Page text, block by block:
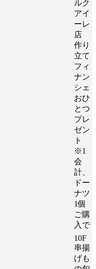
ルク
アイ
ーレ
店
作り
立て
フィ
ナン
シェ
おひ
とつ
プレ
ゼン
ト
※1
会
計、
ドー
ナツ
1個
ご購
入で
10F
串揚
げも